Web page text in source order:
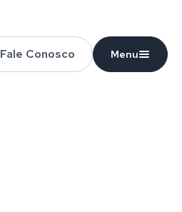
Fale Conosco
Menu